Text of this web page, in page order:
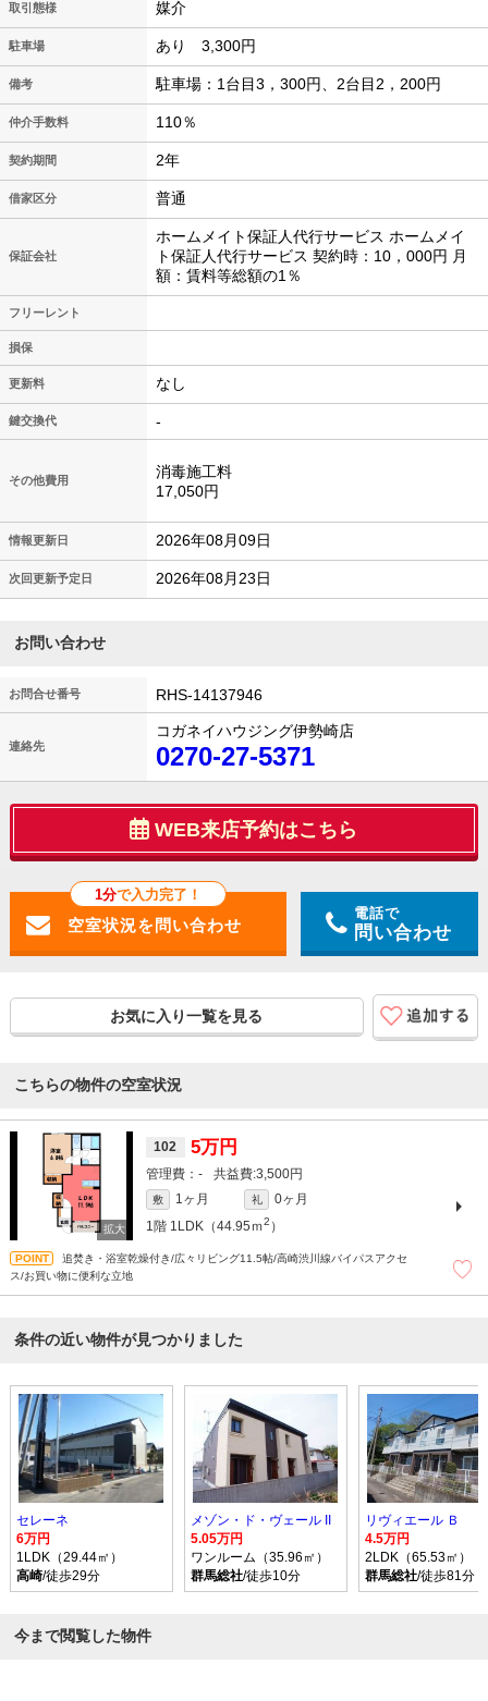
取引態様 媒介
駐車場 あり 3,300円
備考 駐車場：1台目3，300円、2台目2，200円
仲介手数料 110％
契約期間 2年
借家区分 普通
保証会社
ホームメイト保証人代行サービス ホームメイ
ト保証人代行サービス 契約時：10，000円 月
額：賃料等総額の1％
フリーレント
損保
更新料 なし
鍵交換代 -
その他費用
消毒施工料
17,050円
情報更新日 2026年08月09日
次回更新予定日 2026年08月23日
お問い合わせ
お問合せ番号 RHS-14137946
連絡先
コガネイハウジング伊勢崎店
0270-27-5371
WEB来店予約はこちら
1分で入力完了！
電話で
問い合わせ
お気に入り一覧を見る
こちらの物件の空室状況
102 5万円
- 3,500円
敷 1ヶ月 礼
0ヶ月
1階 1LDK（44.95ｍ2 ）
追焚き・浴室乾燥付き/広々リビング11.5帖/高崎渋川線バイパスアクセ
ス/お買い物に便利な立地
条件の近い物件が見つかりました
セレーネ
6万円
1LDK（29.44㎡）
高崎/徒歩29分
メゾン・ド・ヴェール II
5.05万円
ワンルーム（35.96㎡）
群馬総社/徒歩10分
リヴィエール Ｂ
4.5万円
2LDK（65.53㎡）
群馬総社/徒歩81分
今まで閲覧した物件